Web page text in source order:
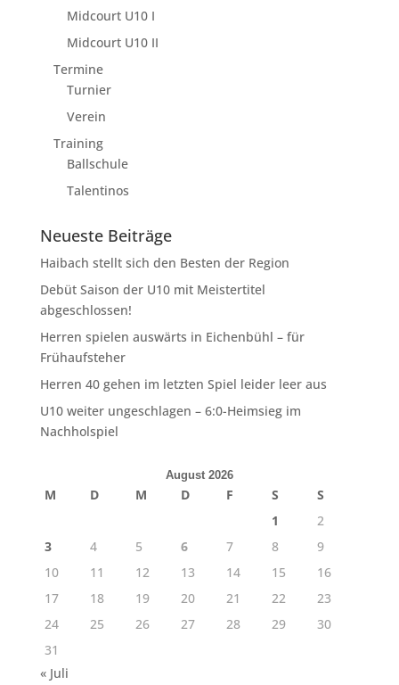
Midcourt U10 I
Midcourt U10 II
Termine
Turnier
Verein
Training
Ballschule
Talentinos
Neueste Beiträge
Haibach stellt sich den Besten der Region
Debüt Saison der U10 mit Meistertitel
abgeschlossen!
Herren spielen auswärts in Eichenbühl – für
Frühaufsteher
Herren 40 gehen im letzten Spiel leider leer aus
U10 weiter ungeschlagen – 6:0-Heimsieg im
Nachholspiel
August 2026
M D M D F S
S
1
2
3
4 5 6 7 8
9
10
11 12 13 14 15
16
17
18 19 20 21 22
23
24
25 26 27 28 29
30
31
« Juli